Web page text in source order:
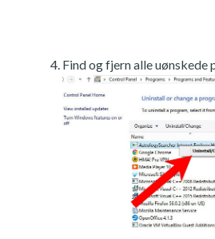
Find og fjern alle uønskede